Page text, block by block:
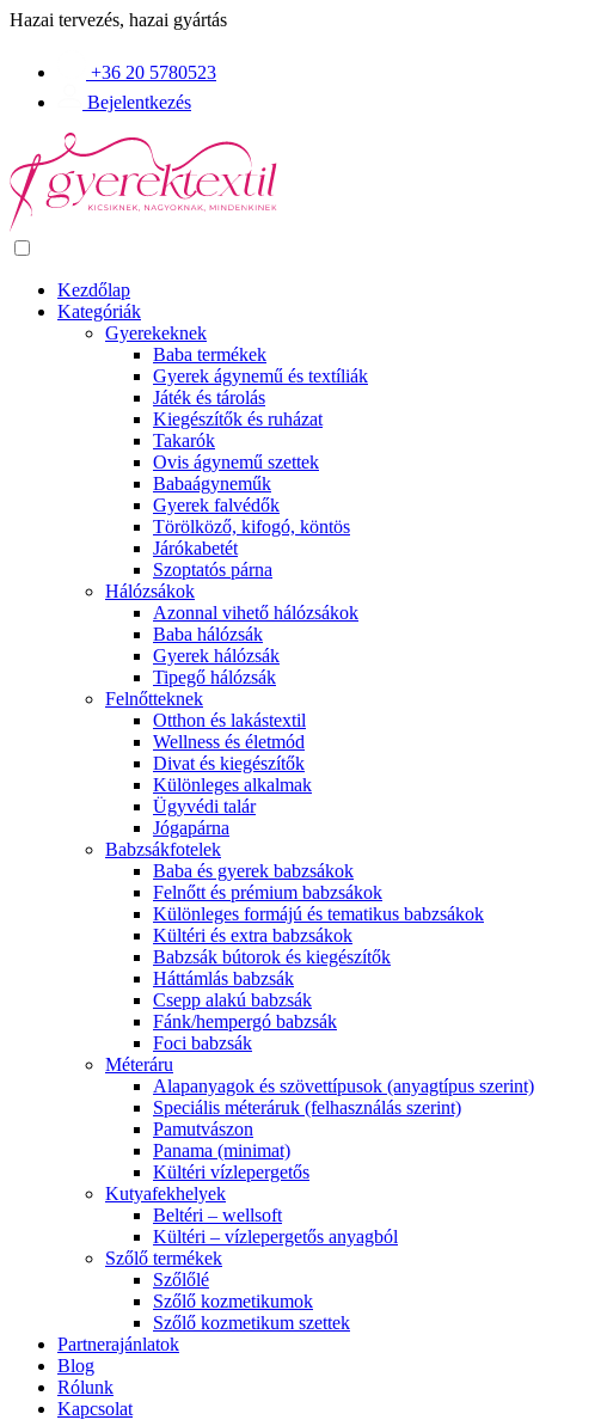
Hazai tervezés, hazai gyártás
+36 20 5780523
Bejelentkezés
Kezdőlap
Kategóriák
Gyerekeknek
Baba termékek
Gyerek ágynemű és textíliák
Játék és tárolás
Kiegészítők és ruházat
Takarók
Ovis ágynemű szettek
Babaágyneműk
Gyerek falvédők
Törölköző, kifogó, köntös
Járókabetét
Szoptatós párna
Hálózsákok
Azonnal vihető hálózsákok
Baba hálózsák
Gyerek hálózsák
Tipegő hálózsák
Felnőtteknek
Otthon és lakástextil
Wellness és életmód
Divat és kiegészítők
Különleges alkalmak
Ügyvédi talár
Jógapárna
Babzsákfotelek
Baba és gyerek babzsákok
Felnőtt és prémium babzsákok
Különleges formájú és tematikus babzsákok
Kültéri és extra babzsákok
Babzsák bútorok és kiegészítők
Háttámlás babzsák
Csepp alakú babzsák
Fánk/hempergó babzsák
Foci babzsák
Méteráru
Alapanyagok és szövettípusok (anyagtípus szerint)
Speciális méteráruk (felhasználás szerint)
Pamutvászon
Panama (minimat)
Kültéri vízlepergetős
Kutyafekhelyek
Beltéri – wellsoft
Kültéri – vízlepergetős anyagból
Szőlő termékek
Szőlőlé
Szőlő kozmetikumok
Szőlő kozmetikum szettek
Partnerajánlatok
Blog
Rólunk
Kapcsolat